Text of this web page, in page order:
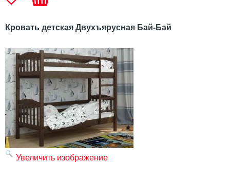
Кровать детская Двухъярусная Бай-Бай
Увеличить изображение